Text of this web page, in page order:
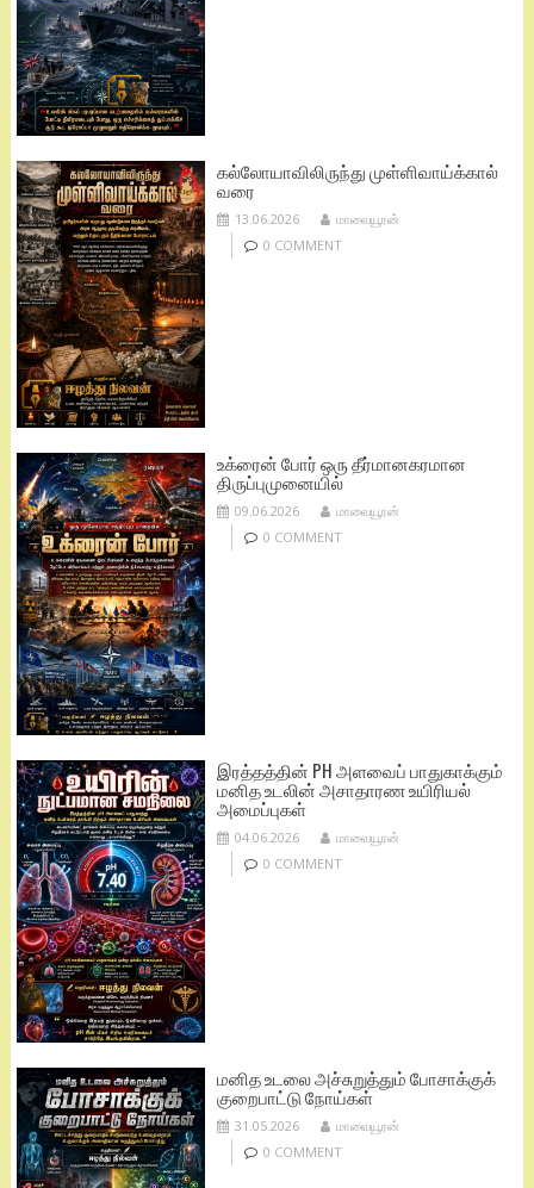
கல்லோயாவிலிருந்து முள்ளிவாய்க்கால்
வரை
13.06.2026
மாவையூரன்
0 COMMENT
உக்ரைன் போர் ஒரு தீர்மானகரமான
திருப்புமுனையில்
09.06.2026
மாவையூரன்
0 COMMENT
இரத்தத்தின் PH அளவைப் பாதுகாக்கும்
மனித உடலின் அசாதாரண உயிரியல்
அமைப்புகள்
04.06.2026
மாவையூரன்
0 COMMENT
மனித உடலை அச்சுறுத்தும் போசாக்குக்
குறைபாட்டு நோய்கள்
31.05.2026
மாவையூரன்
0 COMMENT